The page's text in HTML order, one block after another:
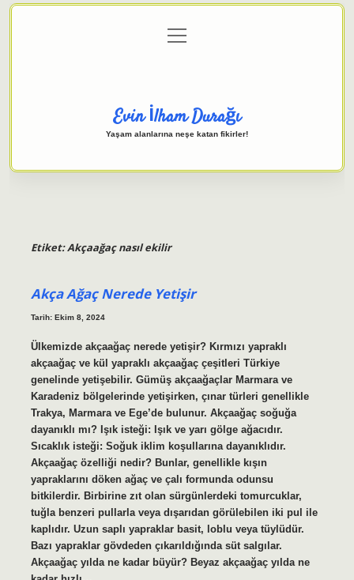
Gizlilik Politikası
menüyü
aç
Evin İlham Durağı
Yaşam alanlarına neşe katan fikirler!
Etiket:Akçaağaç nasıl ekilir
Akça Ağaç Nerede Yetişir
Tarih: Ekim 8, 2024
Ülkemizde akçaağaç nerede yetişir? Kırmızı yapraklı
akçaağaç ve kül yapraklı akçaağaç çeşitleri Türkiye
genelinde yetişebilir. Gümüş akçaağaçlar Marmara ve
Karadeniz bölgelerinde yetişirken, çınar türleri genellikle
Trakya, Marmara ve Ege’de bulunur. Akçaağaç soğuğa
dayanıklı mı? Işık isteği: Işık ve yarı gölge ağacıdır.
Sıcaklık isteği: Soğuk iklim koşullarına dayanıklıdır.
Akçaağaç özelliği nedir? Bunlar, genellikle kışın
yapraklarını döken ağaç ve çalı formunda odunsu
bitkilerdir. Birbirine zıt olan sürgünlerdeki tomurcuklar,
tuğla benzeri pullarla veya dışarıdan görülebilen iki pul ile
kaplıdır. Uzun saplı yapraklar basit, loblu veya tüylüdür.
Bazı yapraklar gövdeden çıkarıldığında süt salgılar.
Akçaağaç yılda ne kadar büyür? Beyaz akçaağaç yılda ne